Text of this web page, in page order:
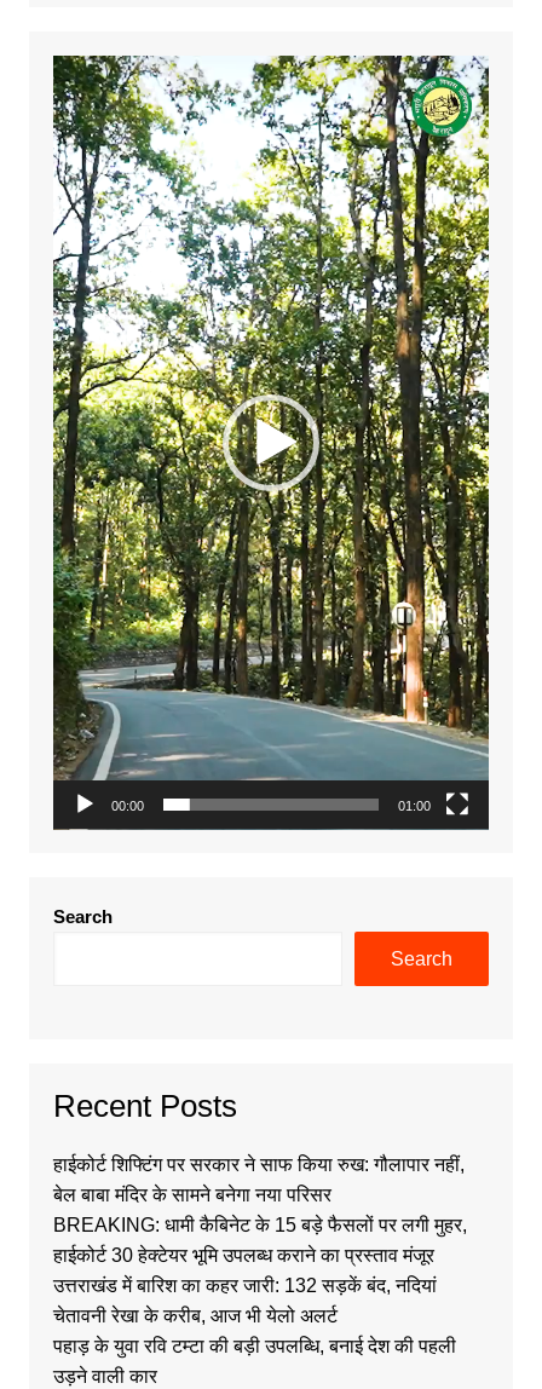
Video
Player
00:00 01:00
Search
Search
Recent Posts
हाईकोर्ट शिफ्टिंग पर सरकार ने साफ किया रुख: गौलापार नहीं,
बेल बाबा मंदिर के सामने बनेगा नया परिसर
BREAKING: धामी कैबिनेट के 15 बड़े फैसलों पर लगी मुहर,
हाईकोर्ट 30 हेक्टेयर भूमि उपलब्ध कराने का प्रस्ताव मंजूर
उत्तराखंड में बारिश का कहर जारी: 132 सड़कें बंद, नदियां
चेतावनी रेखा के करीब, आज भी येलो अलर्ट
पहाड़ के युवा रवि टम्टा की बड़ी उपलब्धि, बनाई देश की पहली
उड़ने वाली कार